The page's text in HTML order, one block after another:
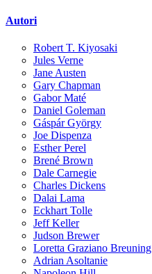
Autori
Robert T. Kiyosaki
Jules Verne
Jane Austen
Gary Chapman
Gabor Maté
Daniel Goleman
Gáspár György
Joe Dispenza
Esther Perel
Brené Brown
Dale Carnegie
Charles Dickens
Dalai Lama
Eckhart Tolle
Jeff Keller
Judson Brewer
Loretta Graziano Breuning
Adrian Asoltanie